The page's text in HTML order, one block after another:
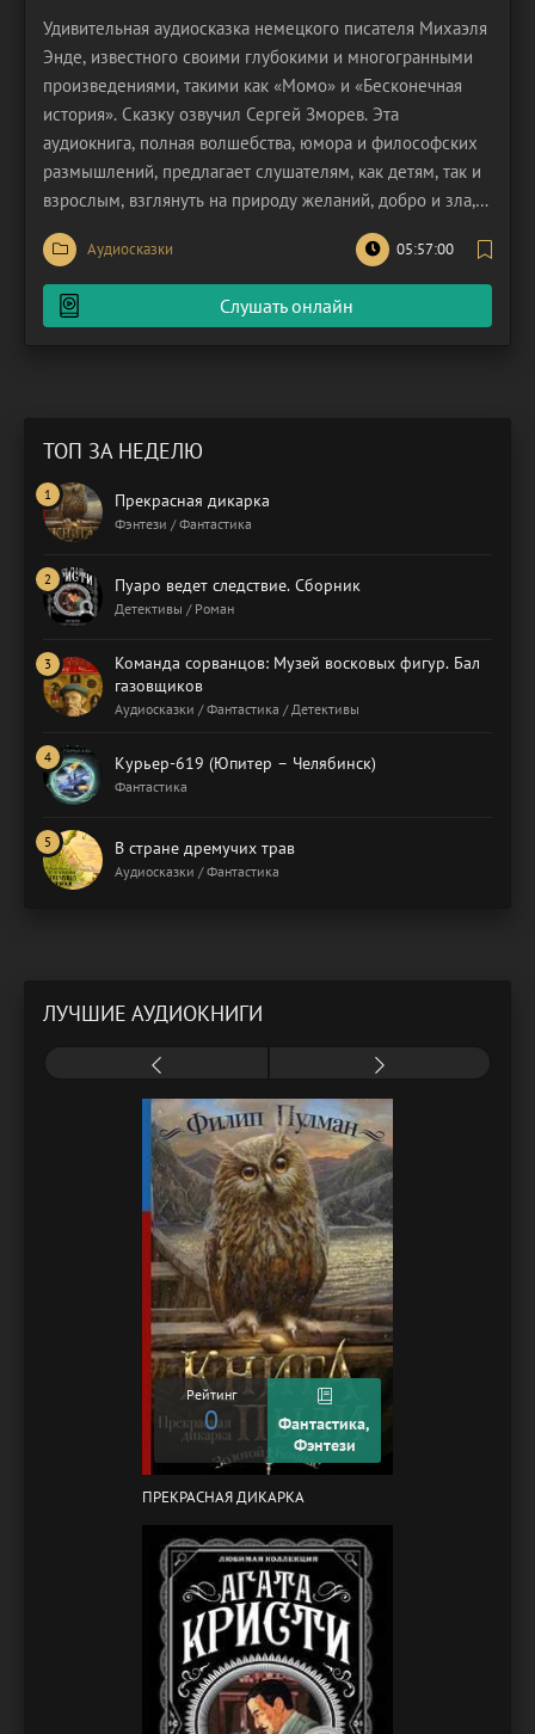
Удивительная аудиосказка немецкого писателя Михаэля
Энде, известного своими глубокими и многогранными
произведениями, такими как «Момо» и «Бесконечная
история». Сказку озвучил Сергей Зморев. Эта
аудиокнига, полная волшебства, юмора и философских
размышлений, предлагает слушателям, как детям, так и
взрослым, взглянуть на природу желаний, добро и зла, а
также на важный этап взросления. В центре истории –
два волшебника, Бельцебуб и Траумбук, которые
призваны служить в качестве посланников зла.
Аудиосказки 05:57:00
Слушать онлайн
ТОП ЗА НЕДЕЛЮ
Прекрасная дикарка
Фэнтези / Фантастика
Пуаро ведет следствие. Сборник
Детективы / Роман
Команда сорванцов: Музей восковых фигур. Бал
газовщиков
Аудиосказки / Фантастика / Детективы
Курьер-619 (Юпитер – Челябинск)
Фантастика
В стране дремучих трав
Аудиосказки / Фантастика
ЛУЧШИЕ АУДИОКНИГИ
Рейтинг
0
Фантастика,
Фэнтези
ПРЕКРАСНАЯ ДИКАРКА